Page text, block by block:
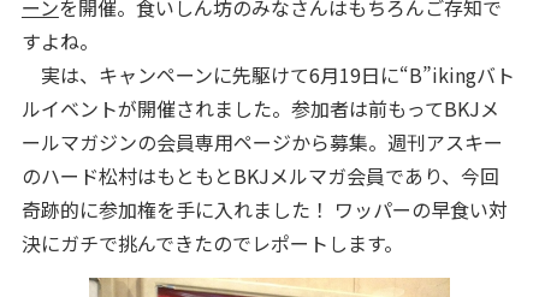
ーンを開催。食いしん坊のみなさんはもちろんご存知で
すよね。
実は、キャンペーンに先駆けて6月19日に“B”ikingバト
ルイベントが開催されました。参加者は前もってBKJメ
ールマガジンの会員専用ページから募集。週刊アスキー
のハード松村はもともとBKJメルマガ会員であり、今回
奇跡的に参加権を手に入れました！ ワッパーの早食い対
決にガチで挑んできたのでレポートします。